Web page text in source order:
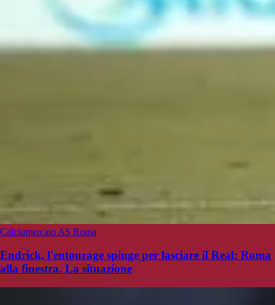
Calciomercato AS Roma
Endrick, l'entourage spinge per lasciare il Real: Roma
alla finestra. La situazione